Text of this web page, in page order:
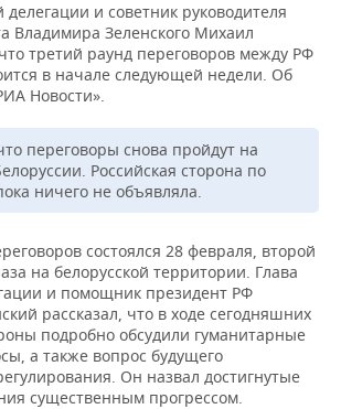
делегации и советник руководителя
Владимира Зеленского Михаил
третий раунд переговоров между РФ
в начале следующей недели. Об
Новости».
переговоры снова пройдут на
Российская сторона по
ничего не объявляла.
состоялся 28 февраля, второй
на белорусской территории. Глава
и помощник президент РФ
рассказал, что в ходе сегодняшних
подробно обсудили гуманитарные
а также вопрос будущего
Он назвал достигнутые
существенным прогрессом.